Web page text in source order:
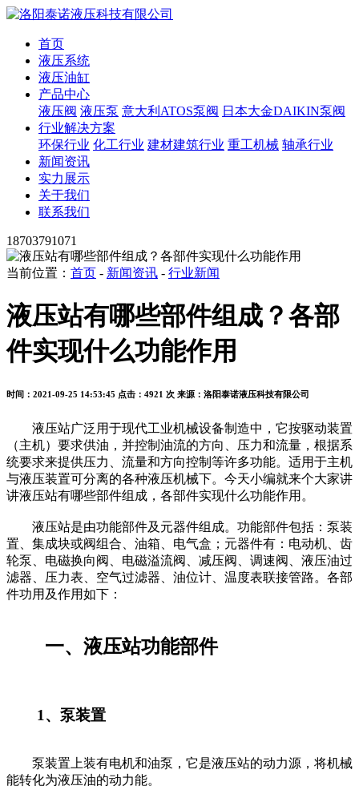
首页
液压系统
液压油缸
产品中心
液压阀 液压泵 意大利ATOS泵阀 日本大金DAIKIN泵阀
行业解决方案
环保行业 化工行业 建材建筑行业 重工机械 轴承行业
新闻资讯
实力展示
关于我们
联系我们
18703791071
当前位置： 首页 - 新闻资讯 - 行业新闻
液压站有哪些部件组成？各部
件实现什么功能作用
时间：2021-09-25 14:53:45 点击：4921 次 来源：洛阳泰诺液压科技有限公司
液压站广泛用于现代工业机械设备制造中，它按驱动装置
（主机）要求供油，并控制油流的方向、压力和流量，根据系
统要求来提供压力、流量和方向控制等许多功能。适用于主机
与液压装置可分离的各种液压机械下。今天小编就来个大家讲
讲液压站有哪些部件组成，各部件实现什么功能作用。
液压站是由功能部件及元器件组成。功能部件包括：泵装
置、集成块或阀组合、油箱、电气盒；元器件有：电动机、齿
轮泵、电磁换向阀、电磁溢流阀、减压阀、调速阀、液压油过
滤器、压力表、空气过滤器、油位计、温度表联接管路。各部
件功用及作用如下：
一、液压站功能部件
1、泵装置
泵装置上装有电机和油泵，它是液压站的动力源，将机械
能转化为液压油的动力能。